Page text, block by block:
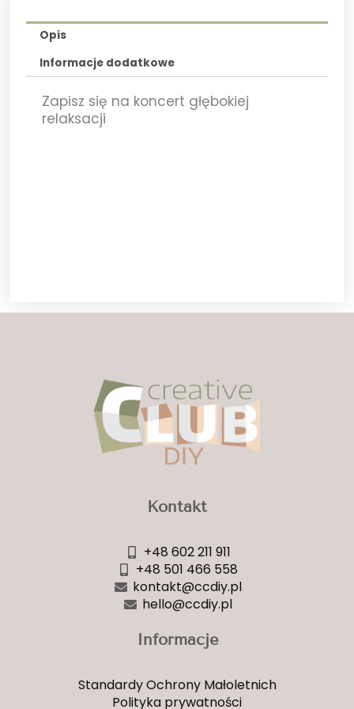
Opis
Informacje dodatkowe
Zapisz się na koncert głębokiej
relaksacji
Kontakt
+48 602 211 911
+48 501 466 558
kontakt@ccdiy.pl
hello@ccdiy.pl
Informacje
Standardy Ochrony Małoletnich
Polityka prywatności